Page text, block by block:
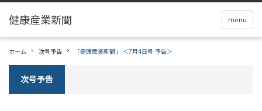
menu
ホーム 次号予告 「健康産業新聞」 ＜7月4日号 予告＞
次号予告